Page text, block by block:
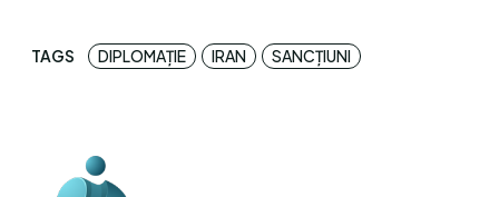
TAGS DIPLOMAȚIE IRAN SANCȚIUNI